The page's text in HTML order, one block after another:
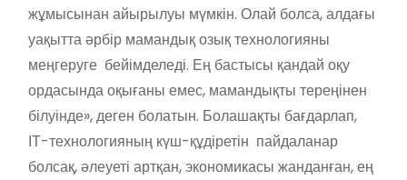
жұмысынан айырылуы мүмкін. Олай болса, алдағы
уақытта әрбір мамандық озық технологияны
меңгеруге бейімделеді. Ең бастысы қандай оқу
ордасында оқығаны емес, мамандықты тереңінен
білуінде», деген болатын. Болашақты бағдарлап,
ІТ-технологияның күш-құдіретін пайдаланар
болсақ, әлеуеті артқан, экономикасы жанданған, ең